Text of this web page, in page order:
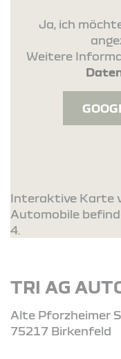
Ja, ich
Weitere
Interaktive Karte
Automobile
4.
TRI AG
Alte Pforzheimer
75217 Birkenfeld